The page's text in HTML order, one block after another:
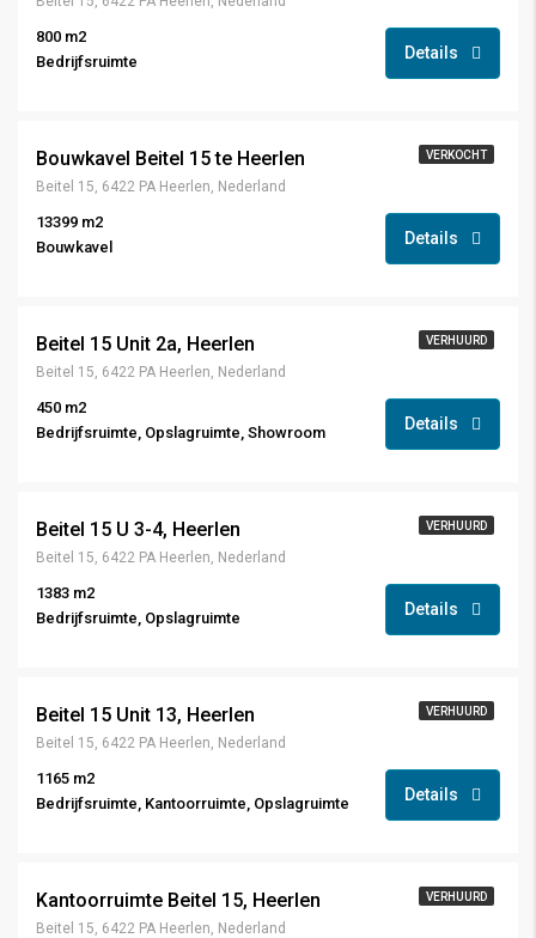
800 m2
Bedrijfsruimte
Details
VERKOCHT
Bouwkavel Beitel 15 te Heerlen
Beitel 15, 6422 PA Heerlen, Nederland
13399 m2
Bouwkavel
Details
VERHUURD
Beitel 15 Unit 2a, Heerlen
Beitel 15, 6422 PA Heerlen, Nederland
450 m2
Bedrijfsruimte, Opslagruimte, Showroom
Details
VERHUURD
Beitel 15 U 3-4, Heerlen
Beitel 15, 6422 PA Heerlen, Nederland
1383 m2
Bedrijfsruimte, Opslagruimte
Details
VERHUURD
Beitel 15 Unit 13, Heerlen
Beitel 15, 6422 PA Heerlen, Nederland
1165 m2
Bedrijfsruimte, Kantoorruimte, Opslagruimte
Details
VERHUURD
Kantoorruimte Beitel 15, Heerlen
Beitel 15, 6422 PA Heerlen, Nederland